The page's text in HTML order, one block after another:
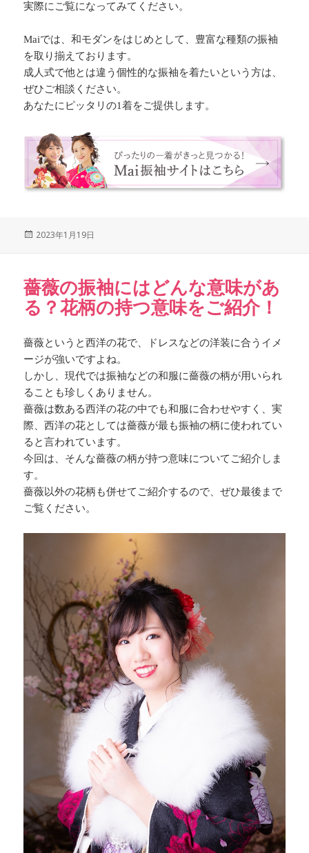
実際にご覧になってみてください。
Maiでは、和モダンをはじめとして、豊富な種類の振袖
を取り揃えております。
成人式で他とは違う個性的な振袖を着たいという方は、
ぜひご相談ください。
あなたにピッタリの1着をご提供します。
Posted
2023年1月19日
薔薇の振袖にはどんな意味があ
る？花柄の持つ意味をご紹介！
薔薇というと西洋の花で、ドレスなどの洋装に合うイメ
ージが強いですよね。
しかし、現代では振袖などの和服に薔薇の柄が用いられ
ることも珍しくありません。
薔薇は数ある西洋の花の中でも和服に合わせやすく、実
際、西洋の花としては薔薇が最も振袖の柄に使われてい
ると言われています。
今回は、そんな薔薇の柄が持つ意味についてご紹介しま
す。
薔薇以外の花柄も併せてご紹介するので、ぜひ最後まで
ご覧ください。